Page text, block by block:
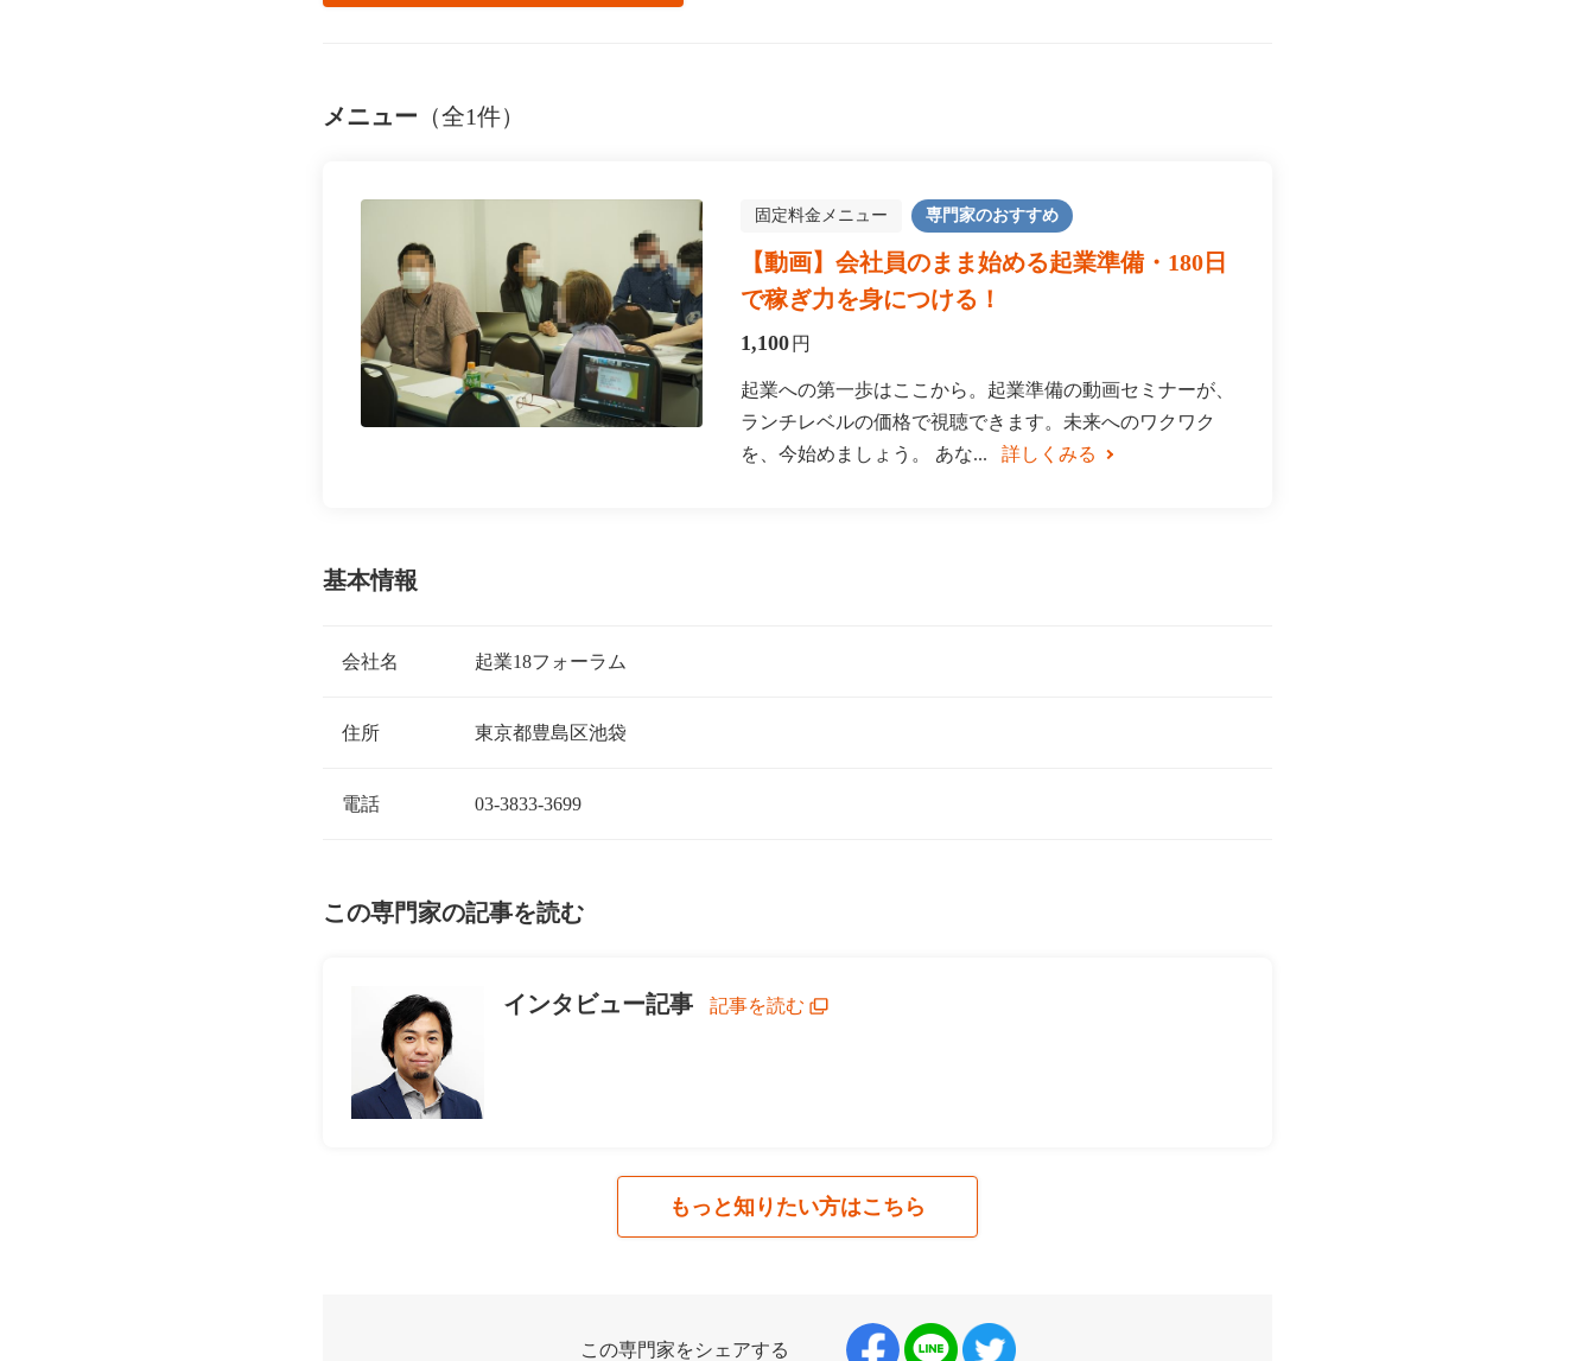
メニュー （全1件）
固定料金メニュー 専門家のおすすめ
【動画】会社員のまま始める起業準備・180日
で稼ぎ力を身につける！
1,100 円
起業への第一歩はここから。起業準備の動画セミナーが、
ランチレベルの価格で視聴できます。未来へのワクワク
を、今始めましょう。 あな...
詳しくみる
基本情報
会社名 起業18フォーラム
住所 東京都豊島区池袋
電話 03-3833-3699
この専門家の記事を読む
インタビュー記事 記事を読む
もっと知りたい方はこちら
この専門家をシェアする